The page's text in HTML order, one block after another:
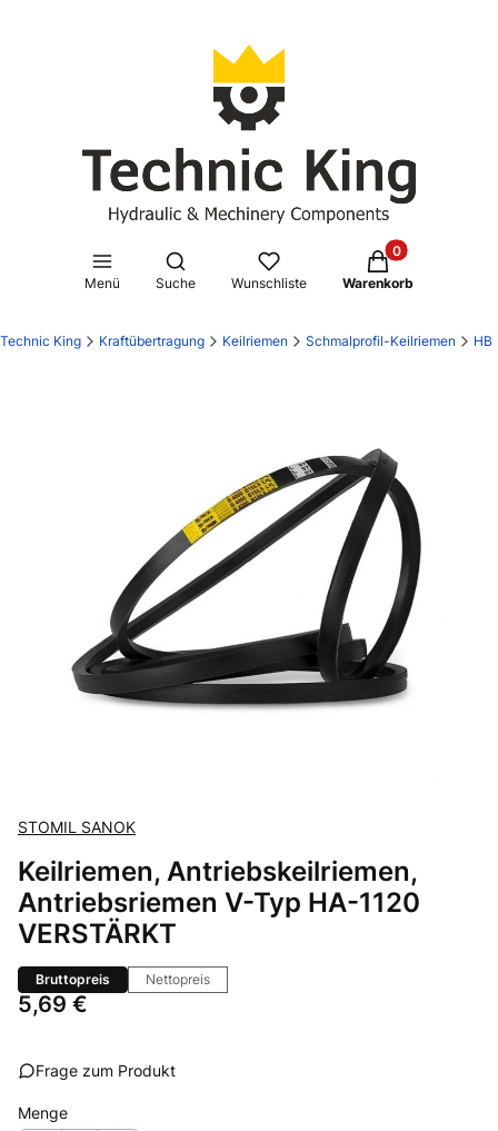
Menü
Suchmaschine öffnen
Suche Wunschliste
Produkte im
Warenkorb
Technic King Kraftübertragung Keilriemen Schmalprofil-Keilriemen HB
STOMIL SANOK
Keilriemen, Antriebskeilriemen,
Antriebsriemen V-Typ HA-1120
VERSTÄRKT
Bruttopreis Nettopreis
Preis
5,69 €
Frage zum Produkt
Menge